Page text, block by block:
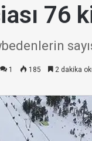
76
1 185 2 dakika